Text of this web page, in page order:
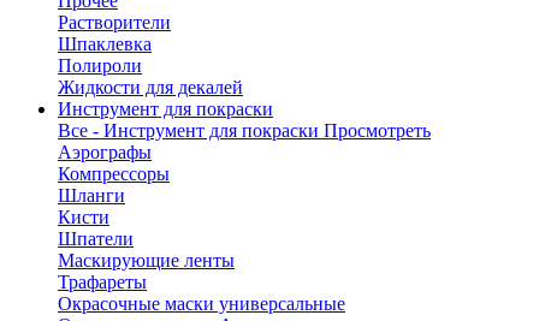
Растворители
Шпаклевка
Полироли
Жидкости для декалей
Инструмент для покраски
Все - Инструмент для покраски Просмотреть
Аэрографы
Компрессоры
Шланги
Кисти
Шпатели
Маскирующие ленты
Трафареты
Окрасочные маски универсальные